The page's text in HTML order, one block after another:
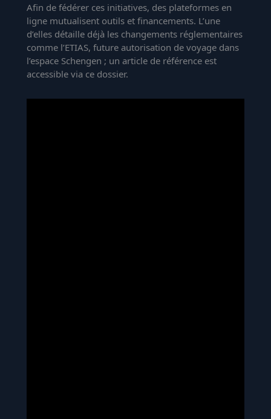
Afin de fédérer ces initiatives, des plateformes en
ligne mutualisent outils et financements. L’une
d’elles détaille déjà les changements réglementaires
comme l’ETIAS, future autorisation de voyage dans
l’espace Schengen ; un article de référence est
accessible via ce dossier.